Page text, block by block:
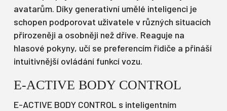
avatarům. Díky generativní umělé inteligenci je
schopen podporovat uživatele v různých situacích
přirozeněji a osobněji než dříve. Reaguje na
hlasové pokyny, učí se preferencím řidiče a přináší
intuitivnější ovládání funkcí vozu.
E-ACTIVE BODY CONTROL
E-ACTIVE BODY CONTROL s inteligentním